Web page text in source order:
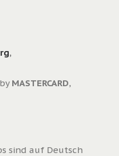
,
MASTERCARD,
sind auf Deutsch